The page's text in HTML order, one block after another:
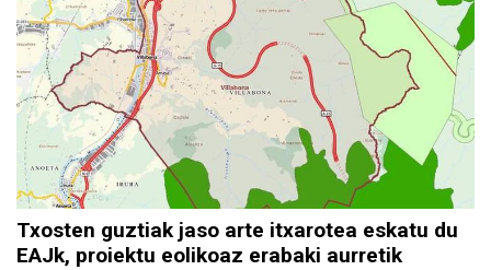
Txosten guztiak jaso arte itxarotea eskatu du
EAJk, proiektu eolikoaz erabaki aurretik